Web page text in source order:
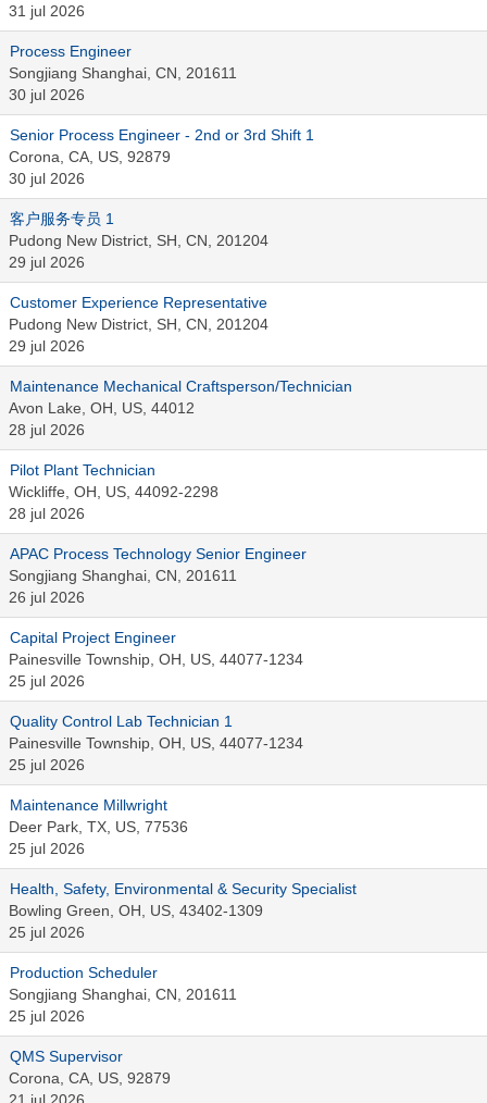
31 jul 2026
Process Engineer
Songjiang Shanghai, CN, 201611
30 jul 2026
Senior Process Engineer - 2nd or 3rd Shift 1
Corona, CA, US, 92879
30 jul 2026
客户服务专员 1
Pudong New District, SH, CN, 201204
29 jul 2026
Customer Experience Representative
Pudong New District, SH, CN, 201204
29 jul 2026
Maintenance Mechanical Craftsperson/Technician
Avon Lake, OH, US, 44012
28 jul 2026
Pilot Plant Technician
Wickliffe, OH, US, 44092-2298
28 jul 2026
APAC Process Technology Senior Engineer
Songjiang Shanghai, CN, 201611
26 jul 2026
Capital Project Engineer
Painesville Township, OH, US, 44077-1234
25 jul 2026
Quality Control Lab Technician 1
Painesville Township, OH, US, 44077-1234
25 jul 2026
Maintenance Millwright
Deer Park, TX, US, 77536
25 jul 2026
Health, Safety, Environmental & Security Specialist
Bowling Green, OH, US, 43402-1309
25 jul 2026
Production Scheduler
Songjiang Shanghai, CN, 201611
25 jul 2026
QMS Supervisor
Corona, CA, US, 92879